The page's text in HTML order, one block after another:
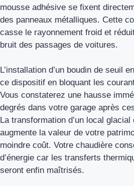
mousse adhésive se fixent
des panneaux métalliques. Cette
casse le rayonnement froid et
bruit des passages de voitures.
L’installation d’un boudin de seuil
ce dispositif en bloquant les
Vous constaterez une hausse
degrés dans votre garage après
La transformation d’un local
augmente la valeur de votre
moindre coût. Votre chaudière
d’énergie car les transferts
seront enfin maîtrisés.